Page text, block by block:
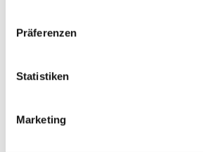
Präferenzen
Statistiken
Marketing